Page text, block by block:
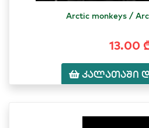
Arctic monkeys /
13.00
კალათაში